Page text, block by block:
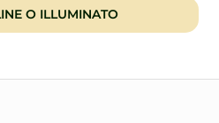
O ILLUMINATO